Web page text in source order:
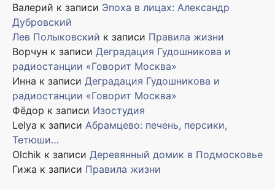
Валерий к записи Эпоха в лицах: Александр
Дубровский
Лев Полыковский к записи Правила жизни
Ворчун к записи Деградация Гудошникова и
радиостанции «Говорит Москва»
Инна к записи Деградация Гудошникова и
радиостанции «Говорит Москва»
Фёдор к записи Изостудия
Lelya к записи Абрамцево: печень, персики,
Тетюши…
Olchik к записи Деревянный домик в Подмосковье
Гижа к записи Правила жизни